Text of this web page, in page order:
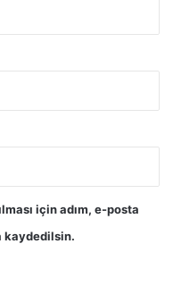
için adım, e-posta
kaydedilsin.